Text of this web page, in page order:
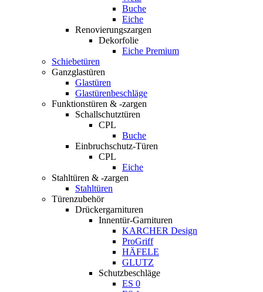
Buche
Eiche
Renovierungszargen
Dekorfolie
Eiche Premium
Schiebetüren
Ganzglastüren
Glastüren
Glastürenbeschläge
Funktionstüren & -zargen
Schallschutztüren
CPL
Buche
Einbruchschutz-Türen
CPL
Eiche
Stahltüren & -zargen
Stahltüren
Türenzubehör
Drückergarnituren
Innentür-Garnituren
KARCHER Design
ProGriff
HÄFELE
GLUTZ
Schutzbeschläge
ES 0